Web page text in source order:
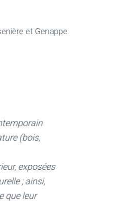
et Genappe.
(bois,
exposées
; ainsi,
que leur